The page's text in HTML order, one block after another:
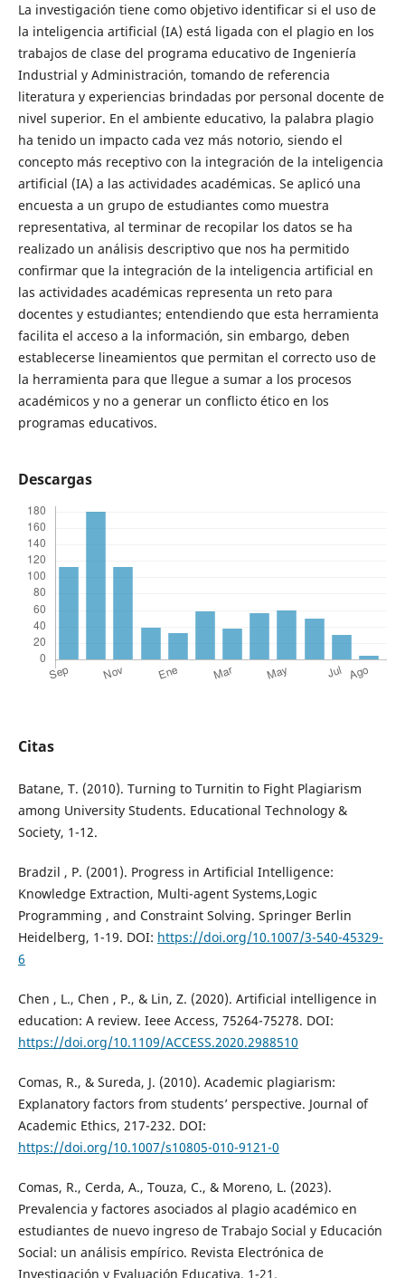
La investigación tiene como objetivo identificar si el uso de
la inteligencia artificial (IA) está ligada con el plagio en los
trabajos de clase del programa educativo de Ingeniería
Industrial y Administración, tomando de referencia
literatura y experiencias brindadas por personal docente de
nivel superior. En el ambiente educativo, la palabra plagio
ha tenido un impacto cada vez más notorio, siendo el
concepto más receptivo con la integración de la inteligencia
artificial (IA) a las actividades académicas. Se aplicó una
encuesta a un grupo de estudiantes como muestra
representativa, al terminar de recopilar los datos se ha
realizado un análisis descriptivo que nos ha permitido
confirmar que la integración de la inteligencia artificial en
las actividades académicas representa un reto para
docentes y estudiantes; entendiendo que esta herramienta
facilita el acceso a la información, sin embargo, deben
establecerse lineamientos que permitan el correcto uso de
la herramienta para que llegue a sumar a los procesos
académicos y no a generar un conflicto ético en los
programas educativos.
Descargas
Citas
Batane, T. (2010). Turning to Turnitin to Fight Plagiarism
among University Students. Educational Technology &
Society, 1-12.
Bradzil , P. (2001). Progress in Artificial Intelligence:
Knowledge Extraction, Multi-agent Systems,Logic
Programming , and Constraint Solving. Springer Berlin
Heidelberg, 1-19. DOI: https://doi.org/10.1007/3-540-45329-
6
Chen , L., Chen , P., & Lin, Z. (2020). Artificial intelligence in
education: A review. Ieee Access, 75264-75278. DOI:
https://doi.org/10.1109/ACCESS.2020.2988510
Comas, R., & Sureda, J. (2010). Academic plagiarism:
Explanatory factors from students’ perspective. Journal of
Academic Ethics, 217-232. DOI:
https://doi.org/10.1007/s10805-010-9121-0
Comas, R., Cerda, A., Touza, C., & Moreno, L. (2023).
Prevalencia y factores asociados al plagio académico en
estudiantes de nuevo ingreso de Trabajo Social y Educación
Social: un análisis empírico. Revista Electrónica de
Investigación y Evaluación Educativa, 1-21.